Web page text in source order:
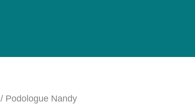
/ Podologue Nandy